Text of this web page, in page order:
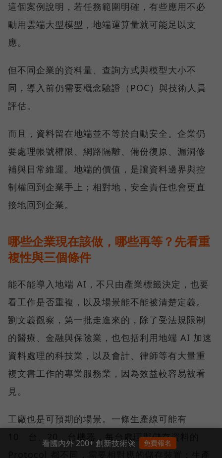
這個案例說明，若任務範圍明確，有些應用不必
動用雲端大型模型，地端運算量就可能足以支
應。
但不同企業的資料量、查詢方式與模型大小不
同，導入前仍需要概念驗證（POC）與技術人員
評估。
而且，資料留在地端並不等於自動安全。企業仍
要處理帳號權限、網路隔離、備份復原、漏洞修
補與日常維運。地端的價值，是讓資料邊界與控
制權回到企業手上；相對地，安全責任也會更直
接地回到企業。
哪些企業現在該做，哪些再等？先看重
複性與三個條件
能不能導入地端 AI，不只由產業標籤決定，也要
看工作是否重複，以及場景能不能被清楚定義。
劉文義觀察，第一批走進來的，除了受法規限制
的醫療、金融與保險業，也包括利用地端 AI 加速
資料處理的科技業，以及會計、律師等有大量重
複文書工作的專業服務業，因為效益較容易被看
見。
工廠也是可預期的場景。一條生產線可能有
10 台、20 台機器，每台處理與儲存資料的
看國內外 200+ 創新技術🚀 免費報名